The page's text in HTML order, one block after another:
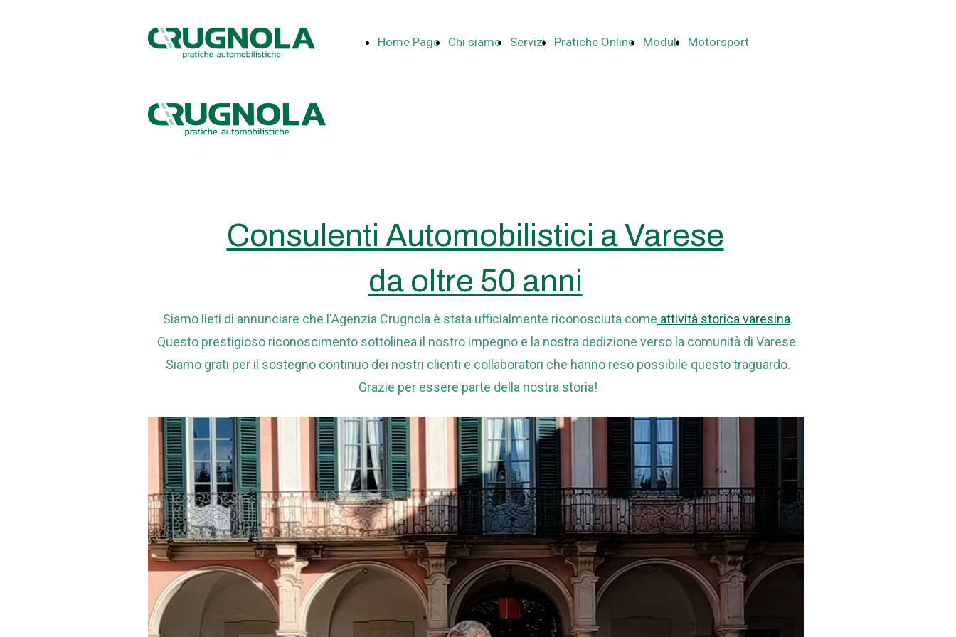
Home Page Chi siamo Servizi Pratiche Online Moduli Motorsport
Consulenti Automobilistici a Varese
da oltre 50 anni
Siamo lieti di annunciare che l'Agenzia Crugnola è stata ufficialmente riconosciuta come attività storica varesina.
Questo prestigioso riconoscimento sottolinea il nostro impegno e la nostra dedizione verso la comunità di Varese.
Siamo grati per il sostegno continuo dei nostri clienti e collaboratori che hanno reso possibile questo traguardo.
Grazie per essere parte della nostra storia!